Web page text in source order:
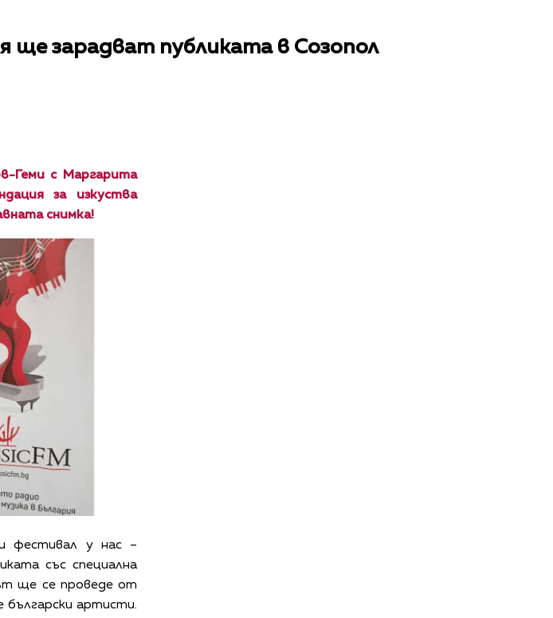
ще зарадват публиката в Созопол
Геми с Маргарита
за изкуства
снимка!
фестивал у нас –
със специална
ще се проведе от
артисти.